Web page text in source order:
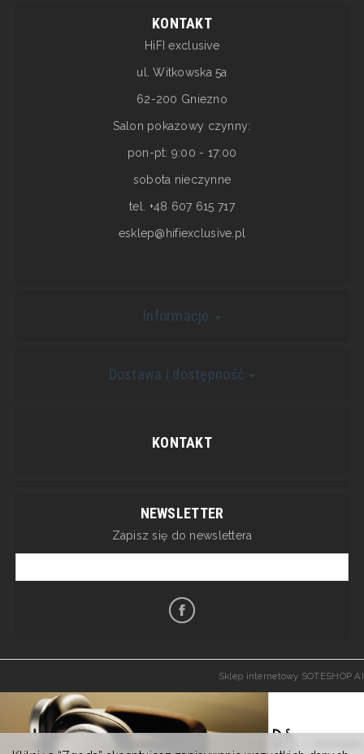
KONTAKT
HiFI exclusive
ul. Witkowska 5a
62-200 Gniezno
Salon pokazowy czynny:
pon-pt: 9:00 - 17:00
sobota nieczynne
tel. +48 607 615 717
esklep@hifiexclusive.pl
Informacje
Dostawa i dostępność
KONTAKT
NEWSLETTER
Zapisz się do newslettera
Sklep internetowy SOTESHOP AI